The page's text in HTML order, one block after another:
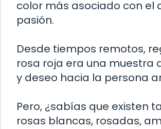
color más asociado con el
pasión.
Desde tiempos remotos,
rosa roja era una muestra
y deseo hacia la persona
Pero, ¿sabías que existen
rosas blancas, rosadas,